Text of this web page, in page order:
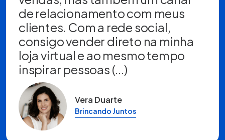
de relacionamento com meus
clientes. Com a rede social,
consigo vender direto na minha
loja virtual e ao mesmo tempo
inspirar pessoas (...)
Vera Duarte
Brincando Juntos